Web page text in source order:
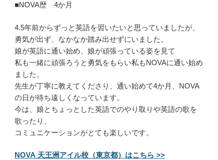
■NOVA歴 4か月
4.5年前からずっと英語を習いたいと思っていましたが、
勇気が出ず、なかなか踏み出せずにいました。
娘が英語に通い始め、娘が頑張っている姿を見て
私も一緒に頑張ろうと勇気をもらい私もNOVAに通い始め
ました。
先生が丁寧に教えてくださり、通い始めて4か月、NOVA
の日が待ち遠しくなっています。
今は、娘とちょっとした英語でのやり取りや英語の歌を
歌ったり、
コミュニケーションがとても楽しいです。
NOVA 天王洲アイル校（東京都）はこちら >>